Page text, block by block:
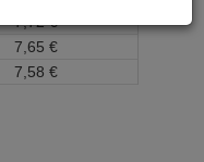
7,72 €
7, 65 €
7, 58 €